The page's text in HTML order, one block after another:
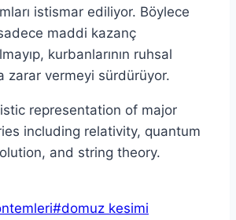
istismar ediliyor. Böylece
sadece maddi kazanç
kurbanlarının ruhsal
zarar vermeyi sürdürüyor.
#domuz kesimi